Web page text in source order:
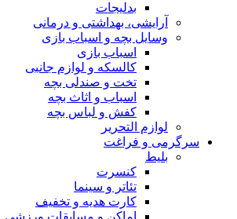
بدلیجات
آرایشی، بهداشتی و درمانی
وسایل بچه و اسباب بازی
اسباب بازی
کالسکه و لوازم جانبی
تخت و صندلی بچه
اسباب و اثاث بچه
کفش و لباس بچه
لوازم التحریر
سرگرمی و فراغت
بلیط
کنسرت
تئاتر و سینما
کارت هدیه و تخفیف